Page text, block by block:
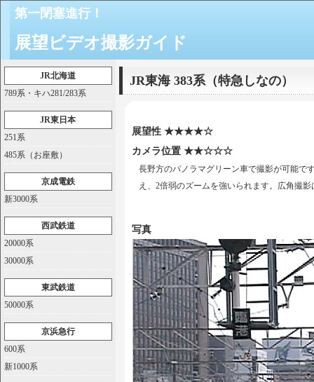
第一閉塞進行！
展望ビデオ撮影ガイド
JR北海道
789系・キハ281/283系
JR東日本
251系
485系（お座敷）
京成電鉄
新3000系
西武鉄道
20000系
30000系
東武鉄道
50000系
京浜急行
600系
新1000系
JR東海 383系（特急しなの）
展望性 ★★★★☆
カメラ位置 ★★☆☆☆
長野方のパノラマグリーン車で撮影が可能で
え、2倍弱のズームを強いられます。広角撮
写真